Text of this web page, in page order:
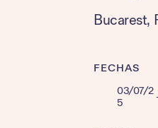
Bucarest,
FECHAS
03/07/2
5